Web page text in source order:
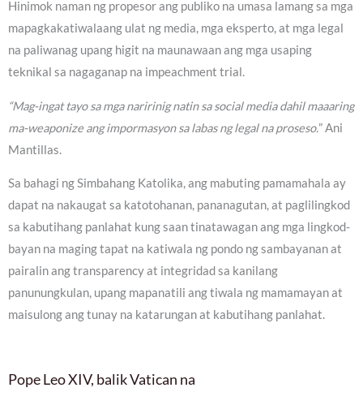
Hinimok naman ng propesor ang publiko na umasa lamang sa mga
mapagkakatiwalaang ulat ng media, mga eksperto, at mga legal
na paliwanag upang higit na maunawaan ang mga usaping
teknikal sa nagaganap na impeachment trial.
“Mag-ingat tayo sa mga naririnig natin sa social media dahil maaaring
ma-weaponize ang impormasyon sa labas ng legal na proseso.” Ani
Mantillas.
Sa bahagi ng Simbahang Katolika, ang mabuting pamamahala ay
dapat na nakaugat sa katotohanan, pananagutan, at paglilingkod
sa kabutihang panlahat kung saan tinatawagan ang mga lingkod-
bayan na maging tapat na katiwala ng pondo ng sambayanan at
pairalin ang transparency at integridad sa kanilang
panunungkulan, upang mapanatili ang tiwala ng mamamayan at
maisulong ang tunay na katarungan at kabutihang panlahat.
Pope Leo XIV, balik Vatican na